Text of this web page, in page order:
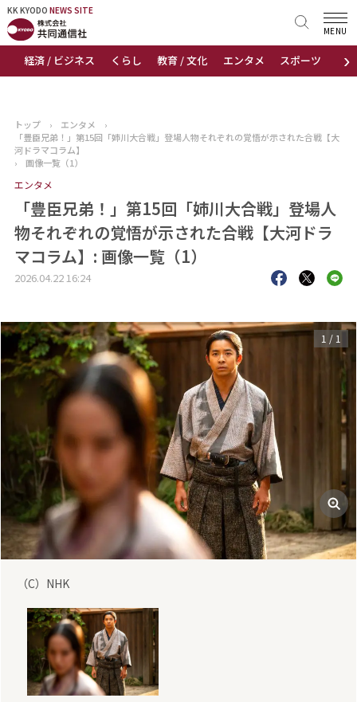
KK KYODO NEWS SITE
›
経済 / ビジネス くらし 教育 / 文化 エンタメ スポーツ 地域
MENU
KK KYODONEWS SITE
トップページ
ニュース
おすすめコンテンツ
出版物
会社概要
トップ › エンタメ
›
「豊臣兄弟！」第15回「姉川大合戦」登場人物それぞれの覚悟が示された合戦【大
河ドラマコラム】
›
画像一覧（1）
エンタメ
「豊臣兄弟！」第15回「姉川大合戦」登場人
物それぞれの覚悟が示された合戦【大河ドラ
マコラム】: 画像一覧（1）
2026.04.22 16:24
（C）NHK
1 / 1